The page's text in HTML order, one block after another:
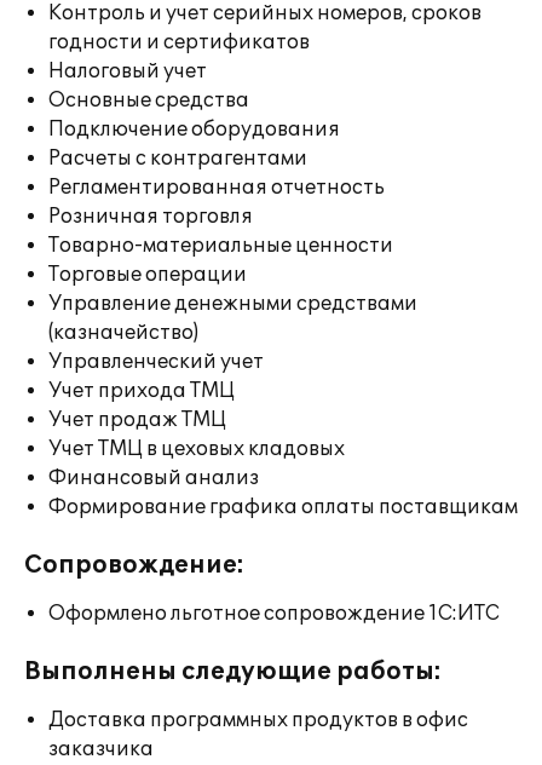
Контроль и учет серийных номеров, сроков
годности и сертификатов
Налоговый учет
Основные средства
Подключение оборудования
Расчеты с контрагентами
Регламентированная отчетность
Розничная торговля
Товарно-материальные ценности
Торговые операции
Управление денежными средствами
(казначейство)
Управленческий учет
Учет прихода ТМЦ
Учет продаж ТМЦ
Учет ТМЦ в цеховых кладовых
Финансовый анализ
Формирование графика оплаты поставщикам
Сопровождение:
Оформлено льготное сопровождение 1С:ИТС
Выполнены следующие работы:
Доставка программных продуктов в офис
заказчика